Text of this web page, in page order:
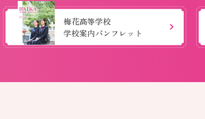
梅花高等学校
学校案内パンフレット